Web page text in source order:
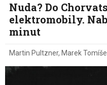
Nuda? Do
elektromobily.
minut
Martin Pultzner, Marek